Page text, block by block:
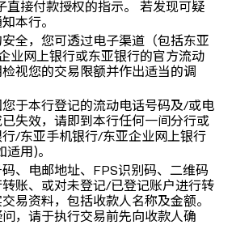
直接付款授权的指示。 若发现可疑
本行。
全，您可透过电子渠道（包括东亚
业网上银行或东亚银行的官方流动
视您的交易限额并作出适当的调
于本行登记的流动电话号码及/或电
失效，请即到本行任何一间分行或
/东亚手机银行/东亚企业网上银行
适用)。
、电邮地址、FPS识别码、二维码
账、或对未登记/已登记账户进行转
易资料，包括收款人名称及金额。
，请于执行交易前先向收款人确